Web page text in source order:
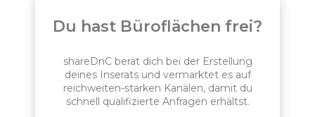
Du hast Büroflächen frei?
shareDnC berät dich bei der Erstellung
deines Inserats und vermarktet es auf
reichweiten-starken Kanälen, damit du
schnell qualifizierte Anfragen erhältst.